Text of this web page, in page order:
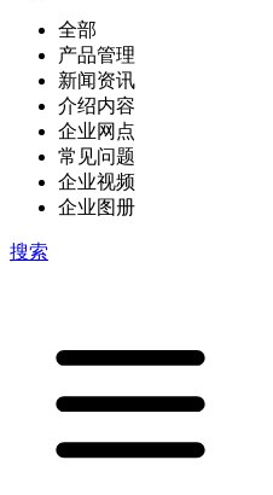
全部
产品管理
新闻资讯
介绍内容
企业网点
常见问题
企业视频
企业图册
搜索